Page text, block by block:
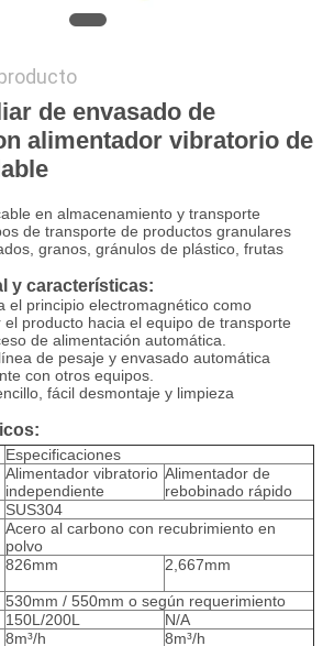
de envasado de
alimentador vibratorio de
en almacenamiento y transporte
de transporte de productos granulares
granos, gránulos de plástico, frutas
y características:
el principio electromagnético como
producto hacia el equipo de transporte
de alimentación automática.
de pesaje y envasado automática
con otros equipos.
fácil desmontaje y limpieza
Especificaciones
Alimentador vibratorio
independiente
Alimentador de
rebobinado rápido
SUS304
Acero al carbono con recubrimiento en
polvo
826mm 2,667mm
530mm / 550mm o según requerimiento
150L/200L
N/A
8m³/h
8m³/h